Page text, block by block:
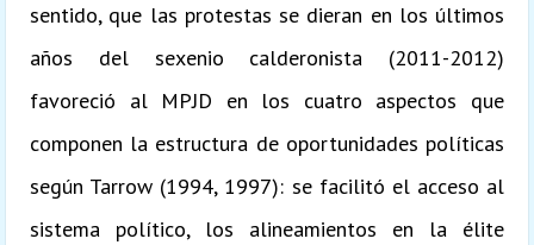
sentido, que las protestas se dieran en los últimos
años del sexenio calderonista (2011-2012)
favoreció al MPJD en los cuatro aspectos que
componen la estructura de oportunidades políticas
según Tarrow (1994, 1997): se facilitó el acceso al
sistema político, los alineamientos en la élite